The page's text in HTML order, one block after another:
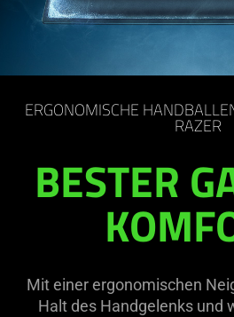
ERGONOMISCHE
RAZER
BESTER
Mit einer ergonomischen
Halt des Handgelenks und